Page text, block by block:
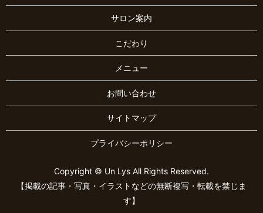
サロン案内
こだわり
メニュー
お問い合わせ
サイトマップ
プライバシーポリシー
Copyright © Un Lys All Rights Reserved.
【掲載の記事・写真・イラストなどの無断複写・転載を禁じま
す】